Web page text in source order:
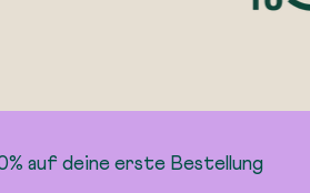
auf deine erste Bestellung